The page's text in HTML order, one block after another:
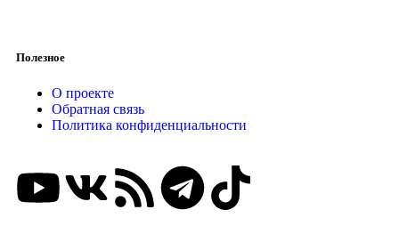
Полезное
О проекте
Обратная связь
Политика конфиденциальности